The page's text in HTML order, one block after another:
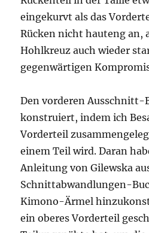
eingekurvt als das
Rücken nicht hauteng an,
Hohlkreuz auch wieder
gegenwärtigen
Den vorderen Ausschnitt-
konstruiert, indem ich
Vorderteil
einem Teil wird. Daran
Anleitung von Gilewska
Schnittabwandlungen-
Kimono-Ärmel
ein oberes Vorderteil